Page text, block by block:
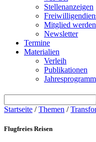
Stellenanzeigen
Mitglied werden
Newsletter
Termine
Materialien
Verleih
Publikationen
Jahresprogramm
Startseite /Themen /
Flugfreies Reisen